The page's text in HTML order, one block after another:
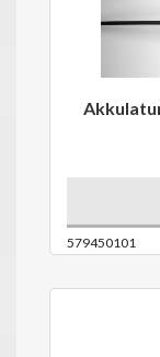
579450101